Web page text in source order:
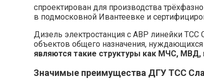
спроектирован для производства
в подмосковной Ивантеевке и
Дизель электростанция с АВР линейки ТСС
объектов общего назначения,
являются такие структуры как МЧС, МВД,
Значимые преимущества ДГУ ТСС